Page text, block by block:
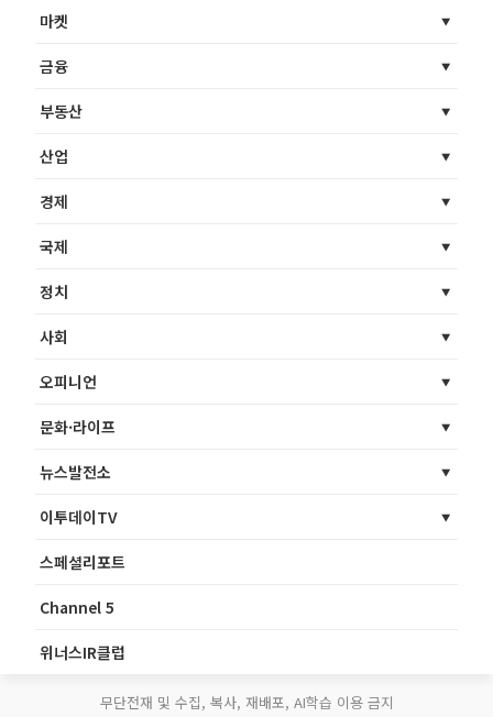
마켓
금융
부동산
산업
경제
국제
정치
사회
오피니언
문화·라이프
뉴스발전소
이투데이TV
스페셜리포트
Channel 5
위너스IR클럽
무단전재 및 수집, 복사, 재배포, AI학습 이용 금지